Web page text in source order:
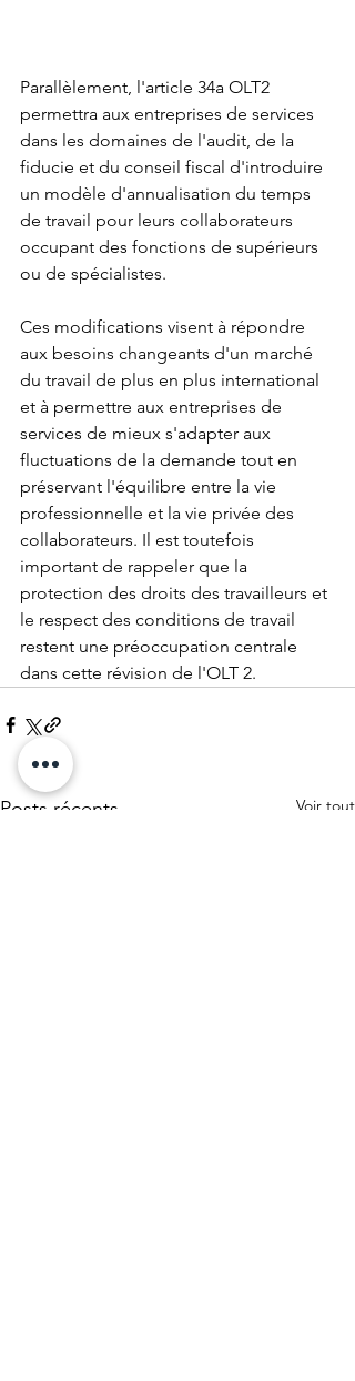
Parallèlement, l'article 34a OLT2
permettra aux entreprises de services
dans les domaines de l'audit, de la
fiducie et du conseil fiscal d'introduire
un modèle d'annualisation du temps
de travail pour leurs collaborateurs
occupant des fonctions de supérieurs
ou de spécialistes.
Ces modifications visent à répondre
aux besoins changeants d'un marché
du travail de plus en plus international
et à permettre aux entreprises de
services de mieux s'adapter aux
fluctuations de la demande tout en
préservant l'équilibre entre la vie
professionnelle et la vie privée des
collaborateurs. Il est toutefois
important de rappeler que la
protection des droits des travailleurs et
le respect des conditions de travail
restent une préoccupation centrale
dans cette révision de l'OLT 2.
Posts récents Voir tout